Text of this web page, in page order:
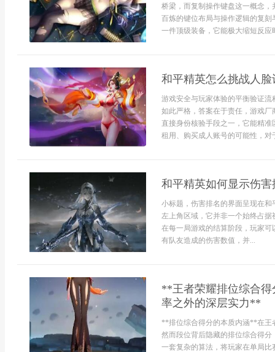
桥梁，而复制操作键盘这一概念
百炼的键位布局与操作逻辑的复
一件顶级装备，它能极大缩短反
和平精英怎么挑战人
游戏安全与玩家体验的平衡验证
如此严格，答案在于责任，游戏
直接身份核验手段之一，它能精
租用、购买成人账号的可能性，
和平精英如何显示伤
小标题，伤害排名的界面呈现在
左上角区域，它并非一个始终占
在每一局游戏的结算阶段，玩家
有队友造成的伤害数值，并...
**王者荣耀排位综合
率之外的深层实力**
**排位综合得分的本质内涵**在王
然而段位背后隐藏的排位综合得
一套复杂的算法，将玩家在单局